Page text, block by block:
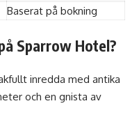
Baserat på bokning
Sparrow Hotel?
inredda med antika
och en gnista av